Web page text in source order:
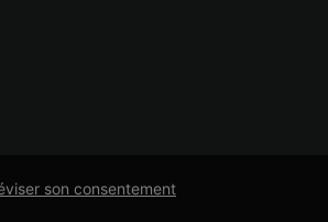
son consentement